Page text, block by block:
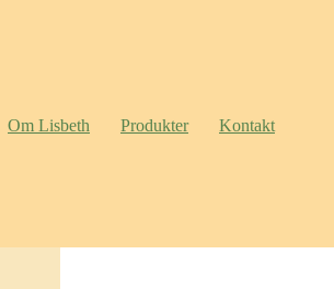
Om Lisbeth Produkter Kontakt